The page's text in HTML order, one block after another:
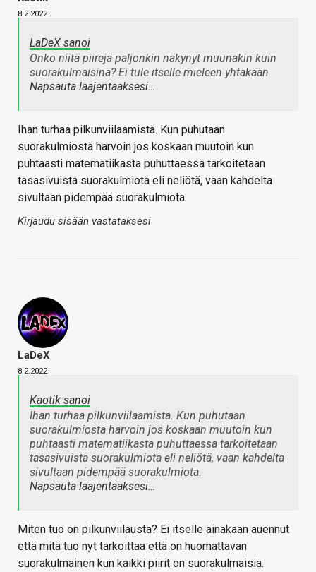
8.2.2022
LaDeX sanoi
Onko niitä piirejä paljonkin näkynyt muunakin kuin
suorakulmaisina? Ei tule itselle mieleen yhtäkään
Napsauta laajentaaksesi…
Ihan turhaa pilkunviilaamista. Kun puhutaan
suorakulmiosta harvoin jos koskaan muutoin kun
puhtaasti matematiikasta puhuttaessa tarkoitetaan
tasasivuista suorakulmiota eli neliötä, vaan kahdelta
sivultaan pidempää suorakulmiota.
Kirjaudu sisään vastataksesi
LaDeX
8.2.2022
Kaotik sanoi
Ihan turhaa pilkunviilaamista. Kun puhutaan
suorakulmiosta harvoin jos koskaan muutoin kun
puhtaasti matematiikasta puhuttaessa tarkoitetaan
tasasivuista suorakulmiota eli neliötä, vaan kahdelta
sivultaan pidempää suorakulmiota.
Napsauta laajentaaksesi…
Miten tuo on pilkunviilausta? Ei itselle ainakaan auennut
että mitä tuo nyt tarkoittaa että on huomattavan
suorakulmainen kun kaikki piirit on suorakulmaisia.